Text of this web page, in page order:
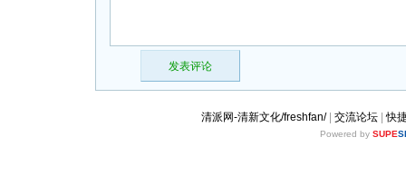
发表评论
清派网-清新文化/freshfan/| 交流论坛|快
Powered by SUPE